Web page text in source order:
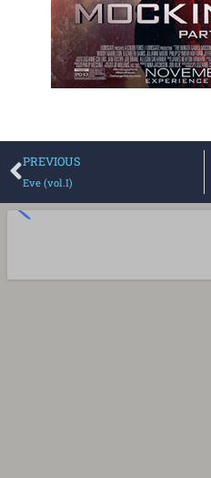
PREVIOUS
Eve (vol.I)